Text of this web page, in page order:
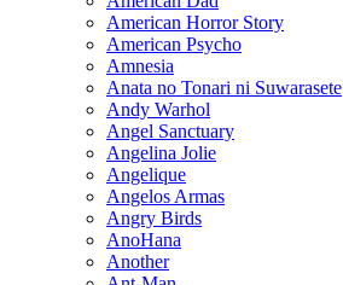
American Horror Story
American Psycho
Amnesia
Anata no Tonari ni Suwarasete
Andy Warhol
Angel Sanctuary
Angelina Jolie
Angelique
Angelos Armas
Angry Birds
AnoHana
Another